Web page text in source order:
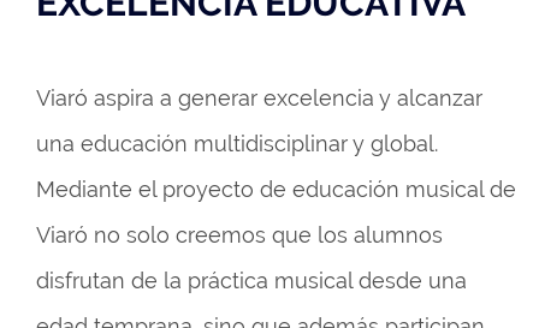
Viaró aspira a generar excelencia y alcanzar
una educación multidisciplinar y global.
Mediante el proyecto de educación musical de
Viaró no solo creemos que los alumnos
disfrutan de la práctica musical desde una